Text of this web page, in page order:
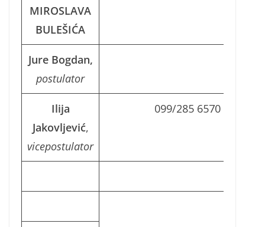
MIROSLAVA
BULEŠIĆA
Jure Bogdan,
postulator
Ilija
Jakovljević,
vicepostulator
099/285 6570